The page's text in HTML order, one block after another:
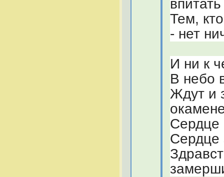
Тем,
- нет
И ни к
В небо
Ждут и
Сердце
Сердце